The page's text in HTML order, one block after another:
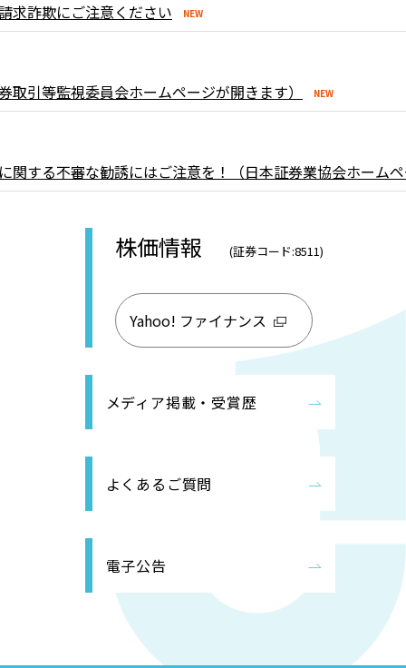
求詐欺にご注意ください
取引等監視委員会ホームページが開きます）
関する不審な勧誘にはご注意を！（日本証券業協会ホーム
株価情報 (証券コード:8511)
Yahoo! ファイナンス
メディア掲載・受賞歴
よくあるご質問
電子公告